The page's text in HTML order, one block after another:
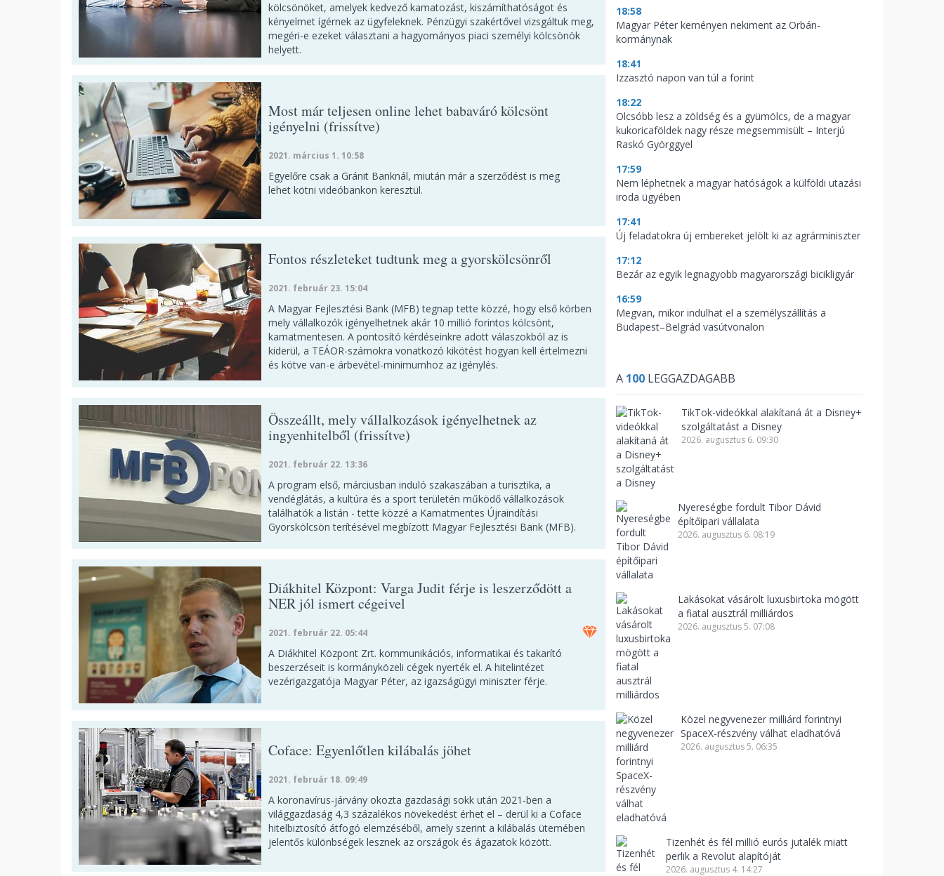
kölcsönöket, amelyek kedvező kamatozást, kiszámíthatóságot és
kényelmet ígérnek az ügyfeleknek. Pénzügyi szakértővel vizsgáltuk meg,
megéri-e ezeket választani a hagyományos piaci személyi kölcsönök
helyett.
Most már teljesen online lehet babaváró kölcsönt
igényelni (frissítve)
2021. március 1. 10:58
Egyelőre csak a Gránit Banknál, miután már a szerződést is meg
lehet kötni videóbankon keresztül.
Fontos részleteket tudtunk meg a gyorskölcsönről
2021. február 23. 15:04
A Magyar Fejlesztési Bank (MFB) tegnap tette közzé, hogy első körben
mely vállalkozók igényelhetnek akár 10 millió forintos kölcsönt,
kamatmentesen. A pontosító kérdéseinkre adott válaszokból az is
kiderül, a TEÁOR-számokra vonatkozó kikötést hogyan kell értelmezni
és kötve van-e árbevétel-minimumhoz az igénylés.
Összeállt, mely vállalkozások igényelhetnek az
ingyenhitelből (frissítve)
2021. február 22. 13:36
A program első, márciusban induló szakaszában a turisztika, a
vendéglátás, a kultúra és a sport területén működő vállalkozások
találhatók a listán - tette közzé a Kamatmentes Újraindítási
Gyorskölcsön terítésével megbízott Magyar Fejlesztési Bank (MFB).
Diákhitel Központ: Varga Judit férje is leszerződött a
NER jól ismert cégeivel
2021. február 22. 05:44
A Diákhitel Központ Zrt. kommunikációs, informatikai és takarító
beszerzéseit is kormányközeli cégek nyerték el. A hitelintézet
vezérigazgatója Magyar Péter, az igazságügyi miniszter férje.
Coface: Egyenlőtlen kilábalás jöhet
2021. február 18. 09:49
A koronavírus-járvány okozta gazdasági sokk után 2021-ben a
világgazdaság 4,3 százalékos növekedést érhet el – derül ki a Coface
hitelbiztosító átfogó elemzéséből, amely szerint a kilábalás ütemében
jelentős különbségek lesznek az országok és ágazatok között.
18:58
Magyar Péter keményen nekiment az Orbán-
kormánynak
18:41
Izzasztó napon van túl a forint
18:22
Olcsóbb lesz a zöldség és a gyümölcs, de a magyar
kukoricaföldek nagy része megsemmisült – Interjú
Raskó Györggyel
17:59
Nem léphetnek a magyar hatóságok a külföldi utazási
iroda ügyében
17:41
Új feladatokra új embereket jelölt ki az agrárminiszter
17:12
Bezár az egyik legnagyobb magyarországi bicikligyár
16:59
Megvan, mikor indulhat el a személyszállítás a
Budapest–Belgrád vasútvonalon
A 100 LEGGAZDAGABB
TikTok-videókkal alakítaná át a Disney+
szolgáltatást a Disney
2026. augusztus 6. 09:30
Nyereségbe fordult Tibor Dávid
építőipari vállalata
2026. augusztus 6. 08:19
Lakásokat vásárolt luxusbirtoka mögött
a fiatal ausztrál milliárdos
2026. augusztus 5. 07:08
Közel negyvenezer milliárd forintnyi
SpaceX-részvény válhat eladhatóvá
2026. augusztus 5. 06:35
Tizenhét és fél millió eurós jutalék miatt
perlik a Revolut alapítóját
2026. augusztus 4. 14:27